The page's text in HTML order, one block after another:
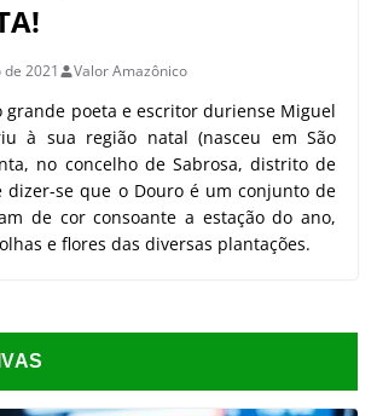
2021 Valor Amazônico
grande poeta e escritor duriense Miguel
à sua região natal (nasceu em São
no concelho de Sabrosa, distrito de
dizer-se que o Douro é um conjunto de
de cor consoante a estação do ano,
e flores das diversas plantações.